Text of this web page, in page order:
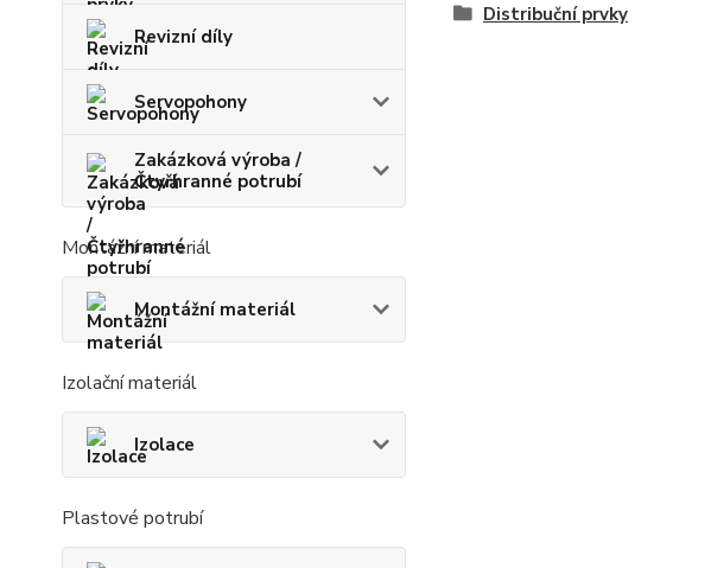
Revizní díly
Servopohony
Zakázková výroba /
Čtyřhranné potrubí
Montážní materiál
Montážní materiál
Izolační materiál
Izolace
Plastové potrubí
Distribuční prvky